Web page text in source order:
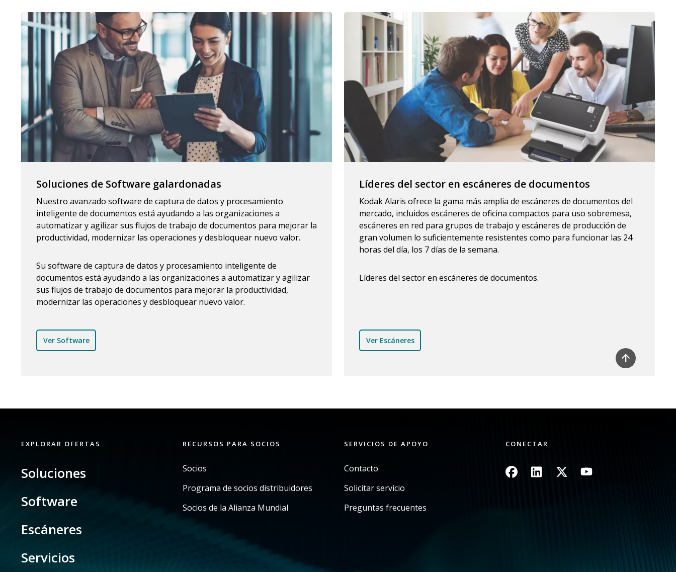
Soluciones de Software galardonadas
Nuestro avanzado software de captura de datos y procesamiento
inteligente de documentos está ayudando a las organizaciones a
automatizar y agilizar sus flujos de trabajo de documentos para mejorar la
productividad, modernizar las operaciones y desbloquear nuevo valor.
Su software de captura de datos y procesamiento inteligente de
documentos está ayudando a las organizaciones a automatizar y agilizar
sus flujos de trabajo de documentos para mejorar la productividad,
modernizar las operaciones y desbloquear nuevo valor.
Ver Software
Líderes del sector en escáneres de documentos
Kodak Alaris ofrece la gama más amplia de escáneres de documentos del
mercado, incluidos escáneres de oficina compactos para uso sobremesa,
escáneres en red para grupos de trabajo y escáneres de producción de
gran volumen lo suficientemente resistentes como para funcionar las 24
horas del día, los 7 días de la semana.
Líderes del sector en escáneres de documentos.
Ver Escáneres
EXPLORAR OFERTAS
Soluciones
Software
Escáneres
Servicios
RECURSOS PARA SOCIOS
Socios
Programa de socios distribuidores
Socios de la Alianza Mundial
SERVICIOS DE APOYO
Contacto
Solicitar servicio
Preguntas frecuentes
CONECTAR
ImagenImagenImagenImagen